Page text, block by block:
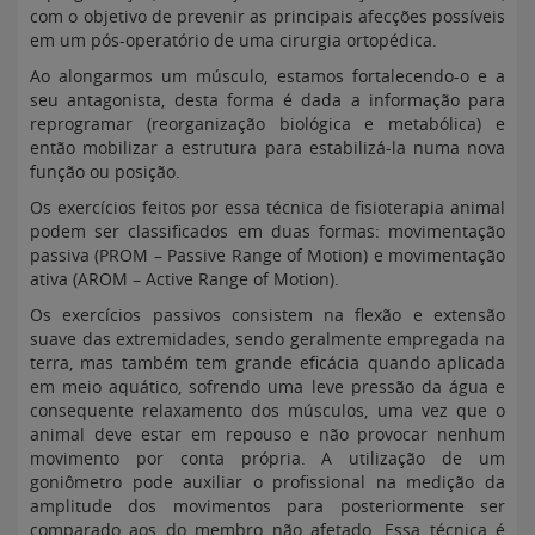
com o objetivo de prevenir as principais afecções possíveis
em um pós-operatório de uma cirurgia ortopédica.
Ao alongarmos um músculo, estamos fortalecendo-o e a
seu antagonista, desta forma é dada a informação para
reprogramar (reorganização biológica e metabólica) e
então mobilizar a estrutura para estabilizá-la numa nova
função ou posição.
Os exercícios feitos por essa técnica de fisioterapia animal
podem ser classificados em duas formas: movimentação
passiva (PROM – Passive Range of Motion) e movimentação
ativa (AROM – Active Range of Motion).
Os exercícios passivos consistem na flexão e extensão
suave das extremidades, sendo geralmente empregada na
terra, mas também tem grande eficácia quando aplicada
em meio aquático, sofrendo uma leve pressão da água e
consequente relaxamento dos músculos, uma vez que o
animal deve estar em repouso e não provocar nenhum
movimento por conta própria. A utilização de um
goniômetro pode auxiliar o profissional na medição da
amplitude dos movimentos para posteriormente ser
comparado aos do membro não afetado. Essa técnica é